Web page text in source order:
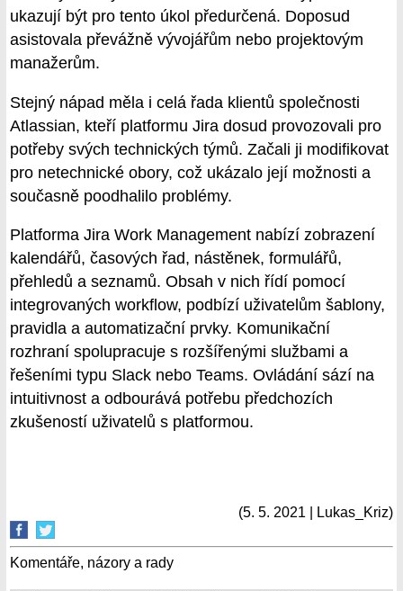
ukazují být pro tento úkol předurčená. Doposud
asistovala převážně vývojářům nebo projektovým
manažerům.
Stejný nápad měla i celá řada klientů společnosti
Atlassian, kteří platformu Jira dosud provozovali pro
potřeby svých technických týmů. Začali ji modifikovat
pro netechnické obory, což ukázalo její možnosti a
současně poodhalilo problémy.
Platforma Jira Work Management nabízí zobrazení
kalendářů, časových řad, nástěnek, formulářů,
přehledů a seznamů. Obsah v nich řídí pomocí
integrovaných workflow, podbízí uživatelům šablony,
pravidla a automatizační prvky. Komunikační
rozhraní spolupracuje s rozšířenými službami a
řešeními typu Slack nebo Teams. Ovládání sází na
intuitivnost a odbourává potřebu předchozích
zkušeností uživatelů s platformou.
(5. 5. 2021 | Lukas_Kriz)
Komentáře, názory a rady